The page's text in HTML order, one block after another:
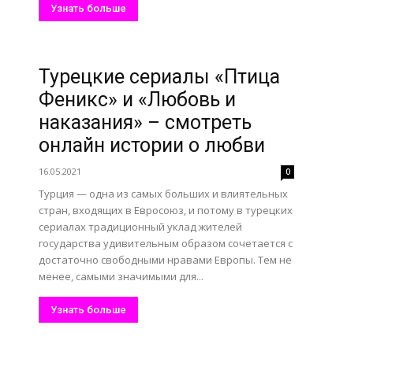
Узнать больше
Турецкие сериалы «Птица
Феникс» и «Любовь и
наказания» – смотреть
онлайн истории о любви
16.05.2021 0
Турция — одна из самых больших и влиятельных
стран, входящих в Евросоюз, и потому в турецких
сериалах традиционный уклад жителей
государства удивительным образом сочетается с
достаточно свободными нравами Европы. Тем не
менее, самыми значимыми для...
Узнать больше